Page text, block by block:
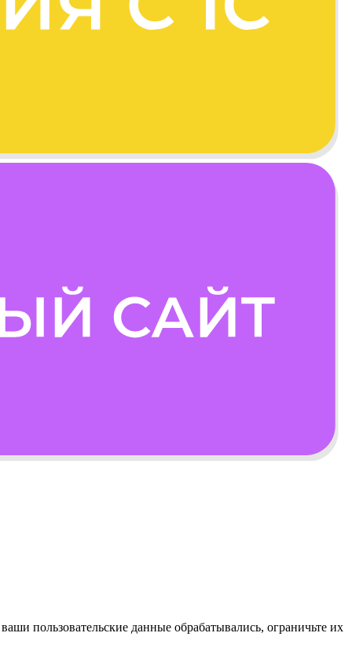
пользовательские данные обрабатывались, ограничьте их